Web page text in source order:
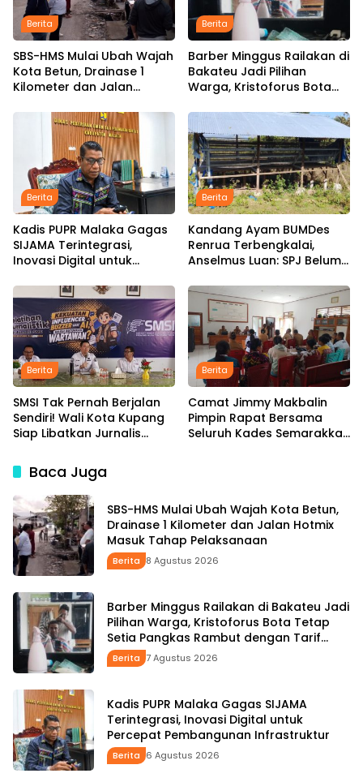
Berita
SBS-HMS Mulai Ubah Wajah
Kota Betun, Drainase 1
Kilometer dan Jalan
Pelaksanaan
Berita
Barber Minggus Railakan di
Bakateu Jadi Pilihan
Warga, Kristoforus Bota
Rambut dengan Tarif Rp15
Ribu per Kepala
Berita
Kadis PUPR Malaka Gagas
SIJAMA Terintegrasi,
Inovasi Digital untuk
Infrastruktur
Berita
Kandang Ayam BUMDes
Renrua Terbengkalai,
Anselmus Luan: SPJ Belum
Desa Sejak Januari Belum
Dibayar
Berita
SMSI Tak Pernah Berjalan
Sendiri! Wali Kota Kupang
Siap Libatkan Jurnalis
Pemkot
Berita
Camat Jimmy Makbalin
Pimpin Rapat Bersama
Seluruh Kades Semarakkan
Baca Juga
SBS-HMS Mulai Ubah Wajah Kota Betun,
Drainase 1 Kilometer dan Jalan Hotmix
Masuk Tahap Pelaksanaan
Berita 8 Agustus 2026
Barber Minggus Railakan di Bakateu Jadi
Pilihan Warga, Kristoforus Bota Tetap
Setia Pangkas Rambut dengan Tarif
Rp15 Ribu per Kepala
Berita 7 Agustus 2026
Kadis PUPR Malaka Gagas SIJAMA
Terintegrasi, Inovasi Digital untuk
Percepat Pembangunan Infrastruktur
Berita 6 Agustus 2026